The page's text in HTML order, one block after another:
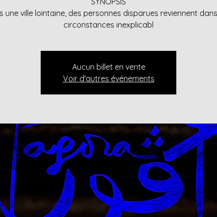
une ville lointaine, des personnes disparues reviennent
circonstances inexplicabl
Aucun billet en vente
Voir d'autres événements